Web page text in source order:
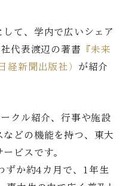
て、学内で広いシェア
代表渡辺の著書
『未来
経新聞出版社） が紹介
クル紹介、行事や施設
どの機能を持つ、東大
ビスです。
ずか約4カ月で、1年生